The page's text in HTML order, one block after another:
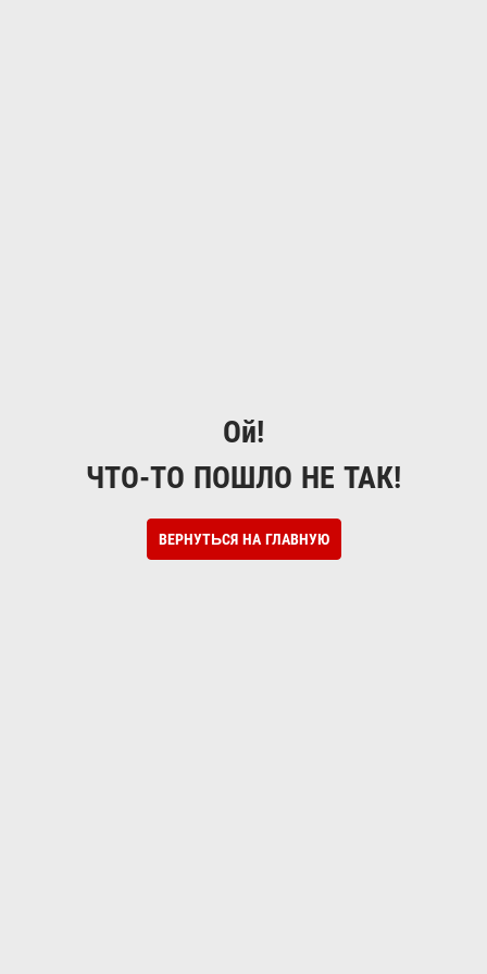
Ой!
ЧТО-ТО ПОШЛО НЕ ТАК!
ВЕРНУТЬСЯ НА ГЛАВНУЮ